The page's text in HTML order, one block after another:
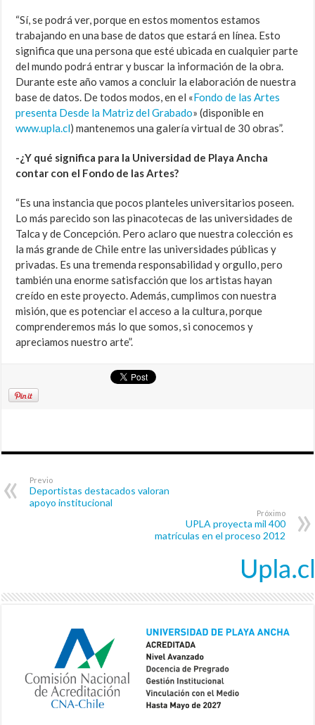
“Sí, se podrá ver, porque en estos momentos estamos
trabajando en una base de datos que estará en línea. Esto
significa que una persona que esté ubicada en cualquier parte
del mundo podrá entrar y buscar la información de la obra.
Durante este año vamos a concluir la elaboración de nuestra
base de datos. De todos modos, en el «Fondo de las Artes
presenta Desde la Matriz del Grabado» (disponible en
www.upla.cl) mantenemos una galería virtual de 30 obras”.
-¿Y qué significa para la Universidad de Playa Ancha
contar con el Fondo de las Artes?
“Es una instancia que pocos planteles universitarios poseen.
Lo más parecido son las pinacotecas de las universidades de
Talca y de Concepción. Pero aclaro que nuestra colección es
la más grande de Chile entre las universidades públicas y
privadas. Es una tremenda responsabilidad y orgullo, pero
también una enorme satisfacción que los artistas hayan
creído en este proyecto. Además, cumplimos con nuestra
misión, que es potenciar el acceso a la cultura, porque
comprenderemos más lo que somos, si conocemos y
apreciamos nuestro arte”.
Previo
Deportistas destacados valoran
apoyo institucional
Próximo
UPLA proyecta mil 400
matrículas en el proceso 2012